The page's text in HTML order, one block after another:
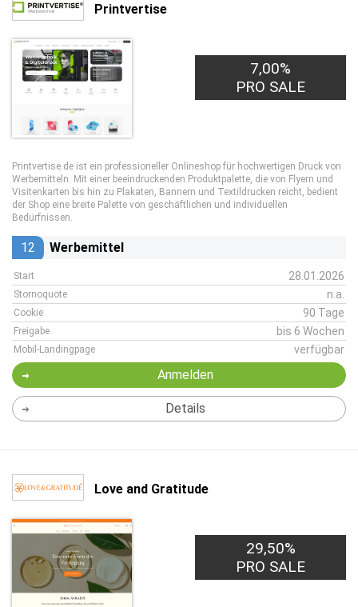
Printvertise
7,00%
PRO SALE
Printvertise.de ist ein professioneller Onlineshop für hochwertigen Druck von
Werbemitteln. Mit einer beeindruckenden Produktpalette, die von Flyern und
Visitenkarten bis hin zu Plakaten, Bannern und Textildrucken reicht, bedient
der Shop eine breite Palette von geschäftlichen und individuellen
Bedürfnissen.
12 Werbemittel
Start 28.01.2026
Stornoquote n.a.
Cookie 90 Tage
Freigabe bis 6 Wochen
Mobil-Landingpage verfügbar
Anmelden
Details
Love and Gratitude
29,50%
PRO SALE